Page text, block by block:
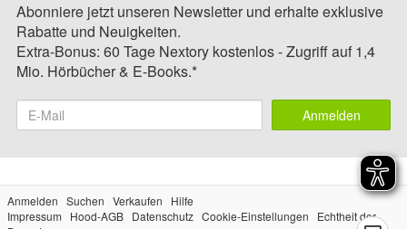
Abonniere jetzt unseren Newsletter und erhalte exklusive
Rabatte und Neuigkeiten.
Extra-Bonus: 60 Tage Nextory kostenlos - Zugriff auf 1,4
Mio. Hörbücher & E-Books.*
Anmelden
Anmelden Suchen Verkaufen
Hilfe
Impressum
Hood-AGB Datenschutz Cookie-Einstellungen
Echtheit der